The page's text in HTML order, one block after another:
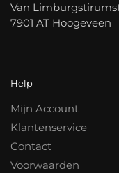
Van
7901 AT Hoogeveen
Help
Mijn Account
Klantenservice
Contact
Voorwaarden